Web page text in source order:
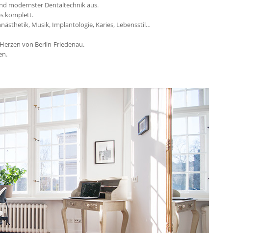
modernster Dentaltechnik aus.
komplett.
Musik, Implantologie, Karies, Lebensstil…
von Berlin-Friedenau.